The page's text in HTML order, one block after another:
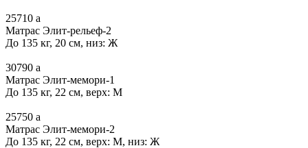
25710 a
Матрас Элит-рельеф-2
До 135 кг, 20 см, низ: Ж
30790 a
Матрас Элит-мемори-1
До 135 кг, 22 см, верх: М
25750 a
Матрас Элит-мемори-2
До 135 кг, 22 см, верх: М, низ: Ж